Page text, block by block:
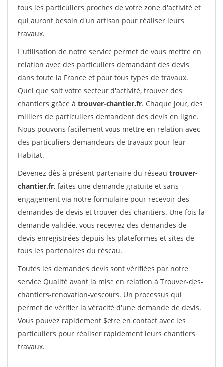
tous les particuliers proches de votre zone d'activité et
qui auront besoin d'un artisan pour réaliser leurs
travaux.
L'utilisation de notre service permet de vous mettre en
relation avec des particuliers demandant des devis
dans toute la France et pour tous types de travaux.
Quel que soit votre secteur d'activité, trouver des
chantiers grâce à trouver-chantier.fr. Chaque jour, des
milliers de particuliers demandent des devis en ligne.
Nous pouvons facilement vous mettre en relation avec
des particuliers demandeurs de travaux pour leur
Habitat.
Devenez dès à présent partenaire du réseau trouver-
chantier.fr, faites une demande gratuite et sans
engagement via notre formulaire pour recevoir des
demandes de devis et trouver des chantiers. Une fois la
demande validée, vous recevrez des demandes de
devis enregistrées depuis les plateformes et sites de
tous les partenaires du réseau.
Toutes les demandes devis sont vérifiées par notre
service Qualité avant la mise en relation à Trouver-des-
chantiers-renovation-vescours. Un processus qui
permet de vérifier la véracité d'une demande de devis.
Vous pouvez rapidement $etre en contact avec les
particuliers pour réaliser rapidement leurs chantiers
travaux.